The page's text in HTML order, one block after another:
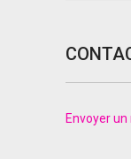
Envoyer